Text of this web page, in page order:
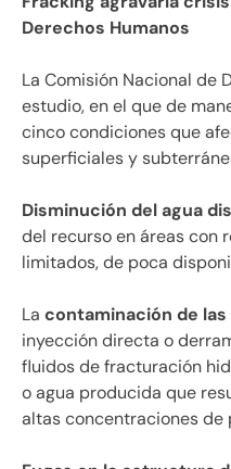
Derechos Humanos
La Comisión Nacional de
estudio, en el que de
cinco condiciones que
superficiales y
Disminución del agua
del recurso en áreas con
limitados, de poca
La contaminación de
inyección directa o
fluidos de fracturación
o agua producida que
altas concentraciones de